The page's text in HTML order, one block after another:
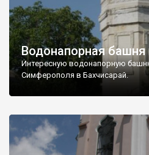
Водонапорная башня
Интересную водонапорную
Симферополя в Бахчисарай.